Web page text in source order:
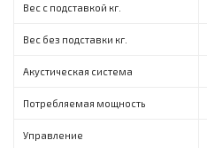
Вес с подставкой кг.
Вес без подставки кг.
Акустическая система
Потребляемая мощность
Управление